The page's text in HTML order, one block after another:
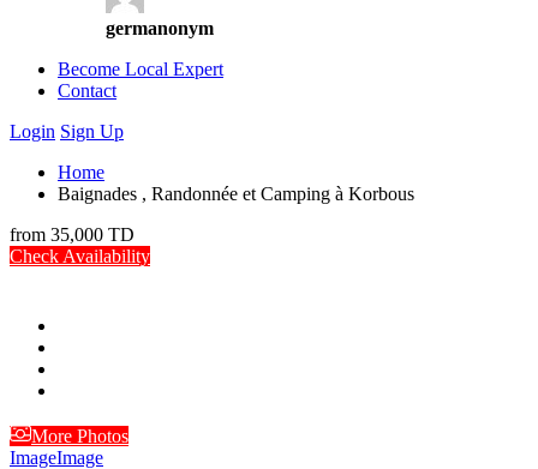
germanonym
Become Local Expert
Contact
Login Sign Up
Home
Baignades , Randonnée et Camping à Korbous
from 35,000 TD
Check Availability
More Photos
ImageImage